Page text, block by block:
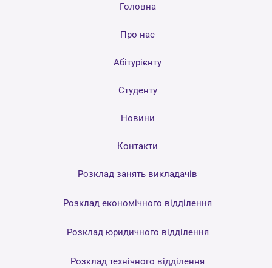
Головна
Про нас
Абітурієнту
Студенту
Новини
Контакти
Розклад занять викладачів
Розклад економічного відділення
Розклад юридичного відділення
Розклад технічного відділення